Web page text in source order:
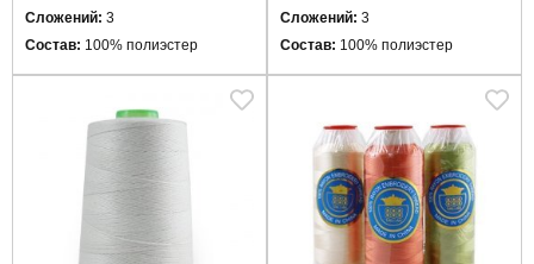
Сложений: 3
Состав: 100% полиэстер
Сложений: 3
Состав: 100% полиэстер